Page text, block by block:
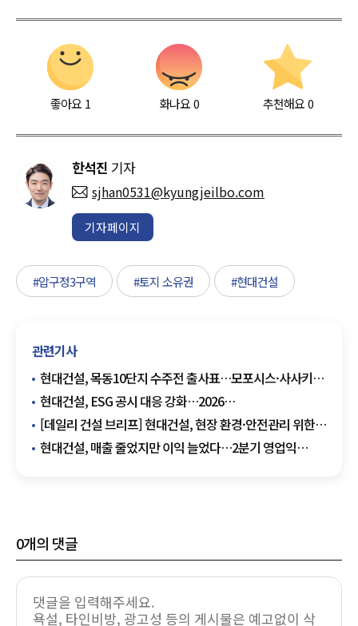
좋아요 1 화나요0 추천해요 0
한석진 기자
sjhan0531@kyungjeilbo.com
기자페이지
#압구정3구역 #토지 소유권 #현대건설
관련기사
현대건설, 목동10단지 수주전 출사표…모포시스·사사키
앞세워 설계 승부
현대건설, ESG 공시 대응 강화…2026
지속가능경영보고서 발간
[데일리 건설 브리프] 현대건설, 현장 환경·안전관리 위한
무인로봇 도입 확대 추진 外
현대건설, 매출 줄었지만 이익 늘었다…2분기 영업익
0개의 댓글